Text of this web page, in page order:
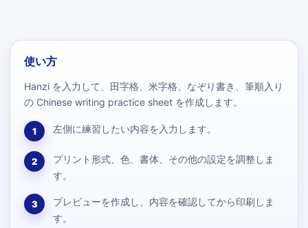
使い方
Hanzi を入力して、田字格、米字格、なぞり書き、筆順入り
の Chinese writing practice sheet を作成します。
1 左側に練習したい内容を入力します。
2
プリント形式、色、書体、その他の設定を調整しま
す。
3
プレビューを作成し、内容を確認してから印刷しま
す。